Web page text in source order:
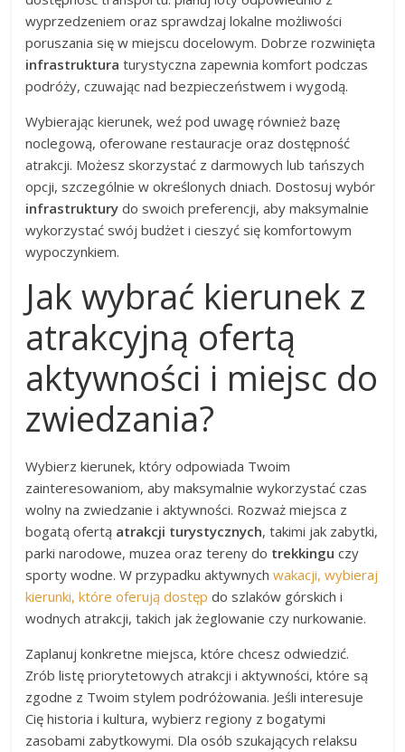
wyprzedzeniem oraz sprawdzaj lokalne możliwości
poruszania się w miejscu docelowym. Dobrze rozwinięta
infrastruktura turystyczna zapewnia komfort podczas
podróży, czuwając nad bezpieczeństwem i wygodą.
Wybierając kierunek, weź pod uwagę również bazę
noclegową, oferowane restauracje oraz dostępność
atrakcji. Możesz skorzystać z darmowych lub tańszych
opcji, szczególnie w określonych dniach. Dostosuj wybór
infrastruktury do swoich preferencji, aby maksymalnie
wykorzystać swój budżet i cieszyć się komfortowym
wypoczynkiem.
Jak wybrać kierunek z
atrakcyjną ofertą
aktywności i miejsc do
zwiedzania?
Wybierz kierunek, który odpowiada Twoim
zainteresowaniom, aby maksymalnie wykorzystać czas
wolny na zwiedzanie i aktywności. Rozważ miejsca z
bogatą ofertą atrakcji turystycznych, takimi jak zabytki,
parki narodowe, muzea oraz tereny do trekkingu czy
sporty wodne. W przypadku aktywnychwakacji, wybieraj
kierunki, które oferują dostęp do szlaków górskich i
wodnych atrakcji, takich jak żeglowanie czy nurkowanie.
Zaplanuj konkretne miejsca, które chcesz odwiedzić.
Zrób listę priorytetowych atrakcji i aktywności, które są
zgodne z Twoim stylem podróżowania. Jeśli interesuje
Cię historia i kultura, wybierz regiony z bogatymi
zasobami zabytkowymi. Dla osób szukających relaksu